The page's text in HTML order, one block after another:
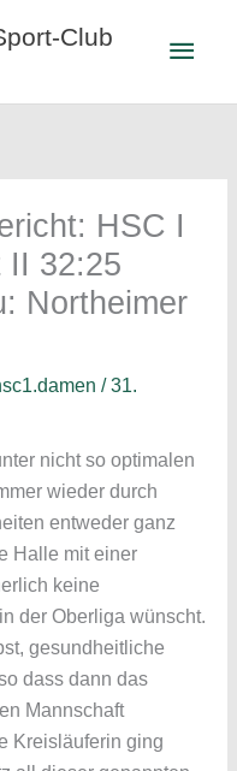
Club
HSC I
II 32:25
Northeimer
/31.
nicht so optimalen
wieder durch
entweder ganz
Halle mit einer
keine
der Oberliga wünscht.
gesundheitliche
dass dann das
Mannschaft
Kreisläuferin ging